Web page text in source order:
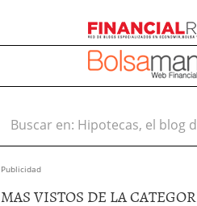
Buscar en:
Publicidad
MAS VISTOS DE LA